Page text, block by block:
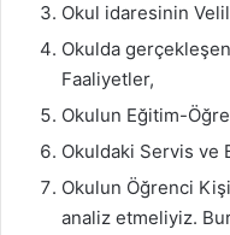
Okul idaresinin
Okulda
Faaliyetler,
Okulun Eğitim-
Okuldaki Servis ve
Okulun Öğrenci
analiz etmeliyiz.